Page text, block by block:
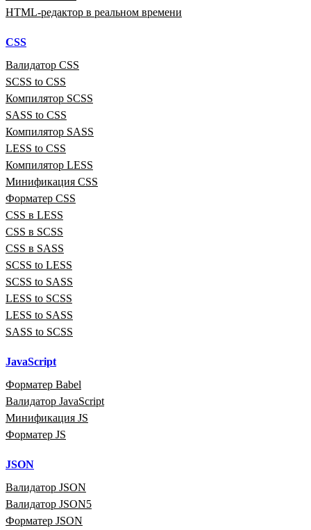
HTML‑редактор в реальном времени
CSS
Валидатор CSS
SCSS to CSS
Компилятор SCSS
SASS to CSS
Компилятор SASS
LESS to CSS
Компилятор LESS
Минификация CSS
Форматер CSS
CSS в LESS
CSS в SCSS
CSS в SASS
SCSS to LESS
SCSS to SASS
LESS to SCSS
LESS to SASS
SASS to SCSS
JavaScript
Форматер Babel
Валидатор JavaScript
Минификация JS
Форматер JS
JSON
Валидатор JSON
Валидатор JSON5
Форматер JSON